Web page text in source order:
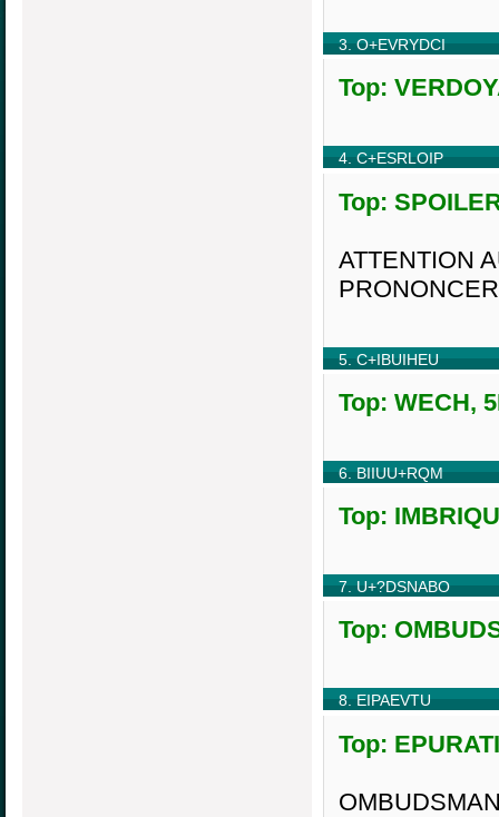
3. O+EVRYDCI
Top:
4. C+ESRLOIP
Top:
ATTENTION
5. C+IBUIHEU
Top: WECH,
6. BIIUU+RQM
Top:
7. U+?DSNABO
Top:
8. EIPAEVTU
Top: